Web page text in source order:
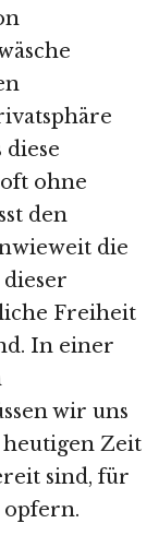
ohne
den
die
Freiheit
In einer
wir uns
heutigen Zeit
sind, für
opfern.